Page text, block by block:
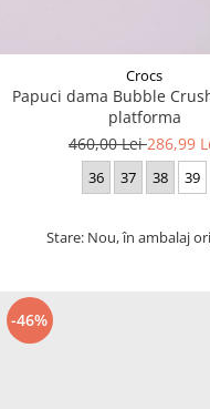
Crocs
Papuci dama Bubble
platforma
460,00 Lei286,99
36 37 38 39
Stare: Nou, în ambalaj
-46%